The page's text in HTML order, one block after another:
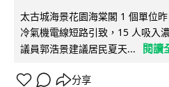
太古城海景花園海棠閣 1 個單位
冷氣機電線短路引致，15 人吸入
議員郭浩景建議居民夏天...
閱讀
分享